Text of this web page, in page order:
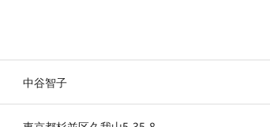
中谷智子